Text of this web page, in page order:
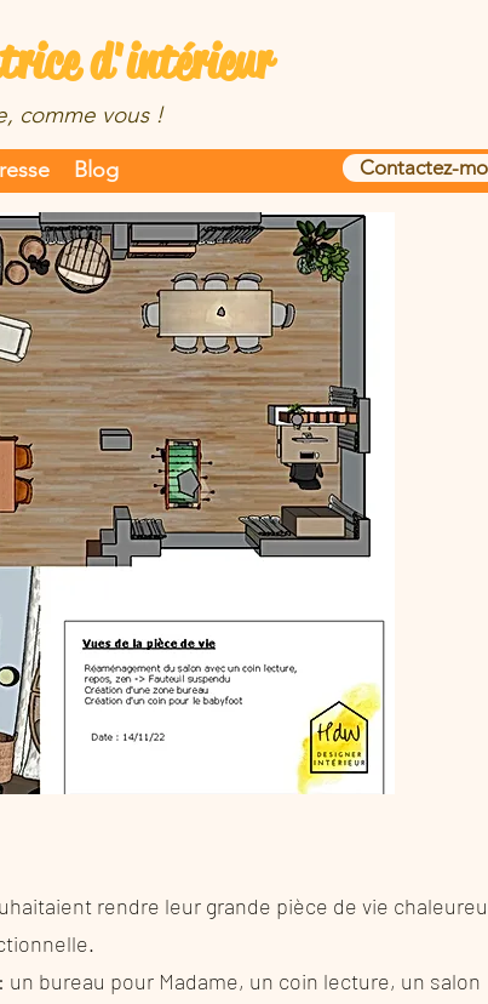
d'intérieur
comme vous !
Blog Contactez-
rendre leur grande pièce de vie
un bureau pour Madame, un coin lecture, un salon